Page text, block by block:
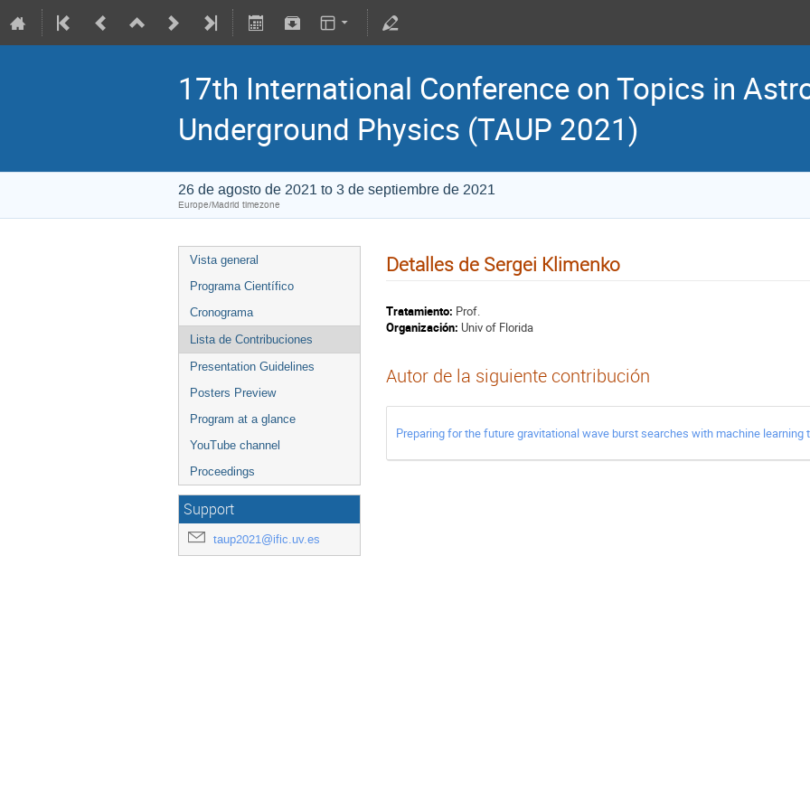
17th International Conference on Topics in
Underground Physics (TAUP 2021)
26 de agosto de 2021 to 3 de septiembre de 2021
Europe/Madrid timezone
Vista general
Programa Científico
Cronograma
Lista de Contribuciones
Presentation Guidelines
Posters Preview
Program at a glance
YouTube channel
Proceedings
Support
taup2021@ific.uv.es
Detalles de Sergei Klimenko
Tratamiento: Prof.
Organización: Univ of Florida
Autor de la siguiente contribución
Preparing for the future gravitational wave burst searches with machine learning